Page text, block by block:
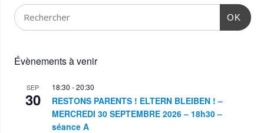
OK
Évènements à venir
SEP
30
18:30 -20:30
RESTONS PARENTS ! ELTERN BLEIBEN ! –
MERCREDI 30 SEPTEMBRE 2026 – 18h30 –
séance A